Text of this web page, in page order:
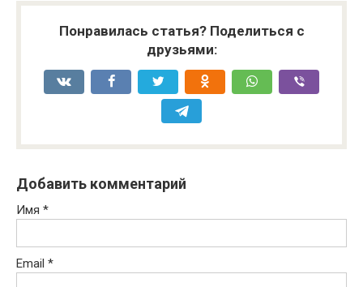
Понравилась статья? Поделиться с
друзьями:
Добавить комментарий
Имя *
Email *